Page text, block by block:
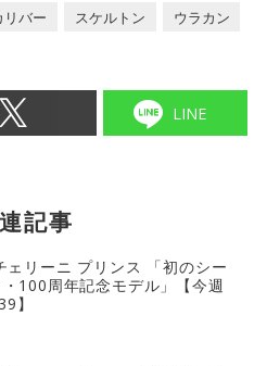
リバー スケルトン
ウラカン
LINE
記事
ェリーニ プリンス 「初のシー
100周年記念モデル」【今週
】